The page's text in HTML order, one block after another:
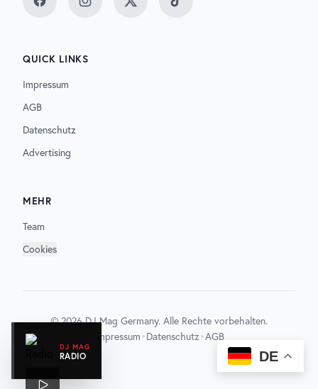
DJ MAG
RADIO DE
FacebookInstagramTwitter TikTok
QUICK LINKS
Impressum
AGB
Datenschutz
Advertising
MEHR
Team
Cookies
©2026DJ Mag Germany. Alle Rechte vorbehalten.
Impressum•Datenschutz•AGB